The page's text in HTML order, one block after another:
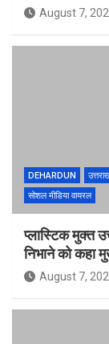
August 7,
DEHARDUN
सोशल मीडिया वायरल
प्लास्टिक मुक्त
निभाने को कहा
August 7,